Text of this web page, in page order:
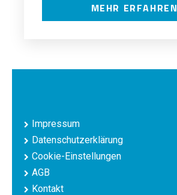
MEHR ERFAHREN
Impressum
Datenschutzerklärung
Cookie-Einstellungen
AGB
Kontakt